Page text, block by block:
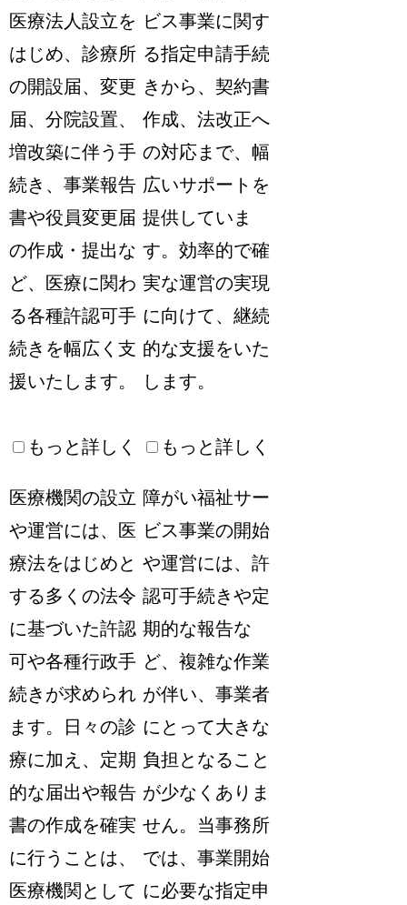
医療法人設立を
はじめ、診療所
の開設届、変更
届、分院設置、
増改築に伴う手
続き、事業報告
書や役員変更届
の作成・提出な
ど、医療に関わ
る各種許認可手
続きを幅広く支
援いたします。
もっと詳しく
医療機関の設立
や運営には、医
療法をはじめと
する多くの法令
に基づいた許認
可や各種行政手
続きが求められ
ます。日々の診
療に加え、定期
的な届出や報告
書の作成を確実
に行うことは、
医療機関として
ビス事業に関す
る指定申請手続
きから、契約書
作成、法改正へ
の対応まで、幅
広いサポートを
提供していま
す。効率的で確
実な運営の実現
に向けて、継続
的な支援をいた
します。
もっと詳しく
障がい福祉サー
ビス事業の開始
や運営には、許
認可手続きや定
期的な報告な
ど、複雑な作業
が伴い、事業者
にとって大きな
負担となること
が少なくありま
せん。当事務所
では、事業開始
に必要な指定申